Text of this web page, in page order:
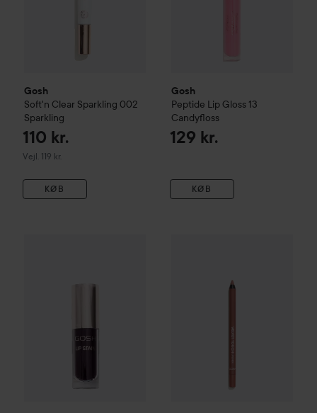
Gosh
Soft'n Clear Sparkling 002
Sparkling
110 kr.
Vejl. 119 kr.
Vejledende pris 119 kr.
KØB
Gosh
Peptide Lip Gloss 13
Candyfloss
129 kr.
KØB